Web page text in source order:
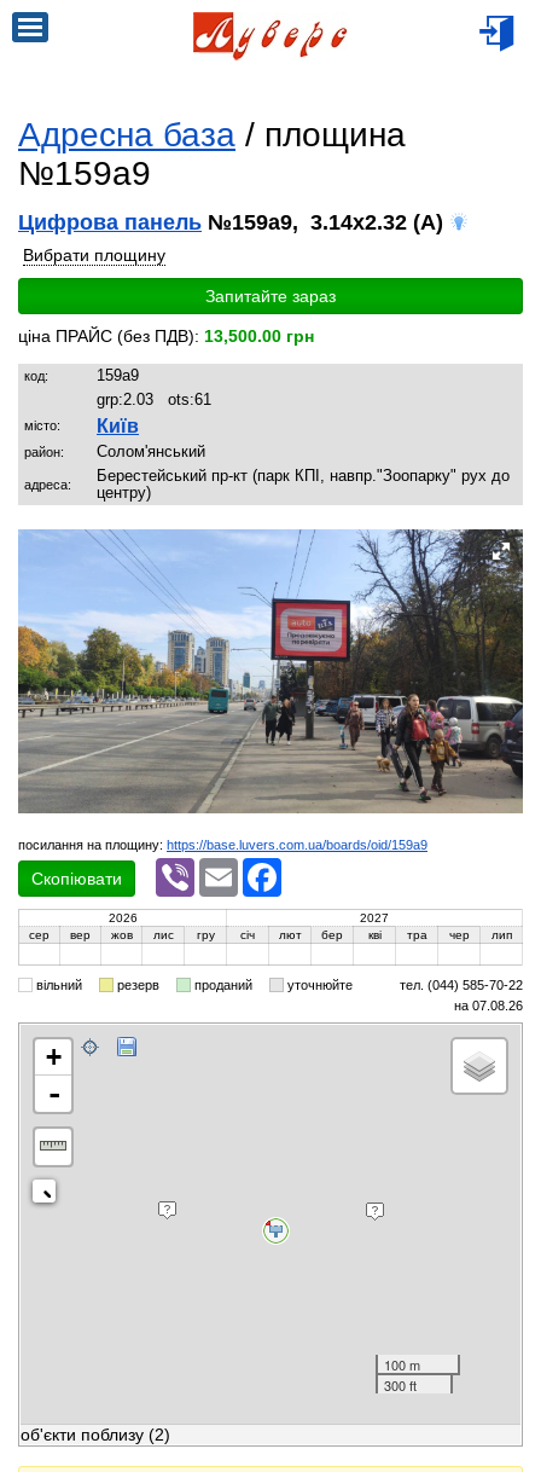
Адресна база / площина
№159a9
Цифрова панель №159a9, 3.14x2.32 (A)
Вибрати площину
Запитайте зараз
ціна ПРАЙС (без ПДВ): 13,500.00 грн
код:
159a9
grp:2.03 ots:61
місто: Київ
район: Солом'янський
адреса:
Берестейський пр-кт (парк КПІ, навпр."Зоопарку" рух до
центру)
посилання на площину: https://base.luvers.com.ua/boards/oid/159a9
Скопіювати
Viber Email
2026
2027
сер
вер жов лис гру січ лют бер кві тра чер лип
вільний резерв проданий уточнюйте
тел. (044) 585-70-22
на 07.08.26
+
-
100 m
300 ft
об'єкти поблизу (2)